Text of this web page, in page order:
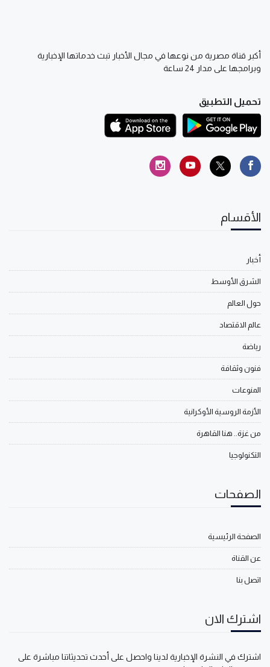
أكبر قناة مصرية من نوعها في مجال الأخبار تبث خدماتها الإخبارية
وبرامجها على مدار 24 ساعة
تحميل التطبيق
الأقسام
أخبار
الشرق الأوسط
حول العالم
عالم الاقتصاد
رياضة
فنون وثقافة
المنوعات
الأزمة الروسية الأوكرانية
من غزة.. هنا القاهرة
التكنولوجيا
الصفحات
الصفحة الرئيسية
عن القناة
اتصل بنا
اشترك الان
اشترك في النشرة الإخبارية لدينا واحصل على أحدث تحديثاتنا مباشرة على